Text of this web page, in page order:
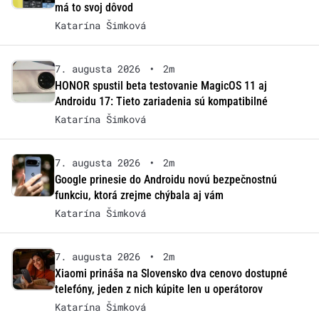
má to svoj dôvod
Katarína Šimková
7. augusta 2026 •
2m
HONOR spustil beta testovanie MagicOS 11 aj
Androidu 17: Tieto zariadenia sú kompatibilné
Katarína Šimková
7. augusta 2026 •
2m
Google prinesie do Androidu novú bezpečnostnú
funkciu, ktorá zrejme chýbala aj vám
Katarína Šimková
7. augusta 2026 •
2m
Xiaomi prináša na Slovensko dva cenovo dostupné
telefóny, jeden z nich kúpite len u operátorov
Katarína Šimková